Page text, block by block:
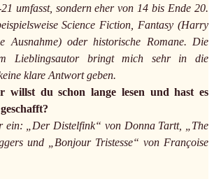
umfasst, sondern eher von 14 bis Ende 20.
Science Fiction, Fantasy (Harry
Ausnahme) oder historische Romane. Die
Lieblingsautor bringt mich sehr in die
klare Antwort geben.
willst du schon lange lesen und hast es
ein: „Der Distelfink“ von Donna Tartt, „The
und „Bonjour Tristesse“ von Françoise